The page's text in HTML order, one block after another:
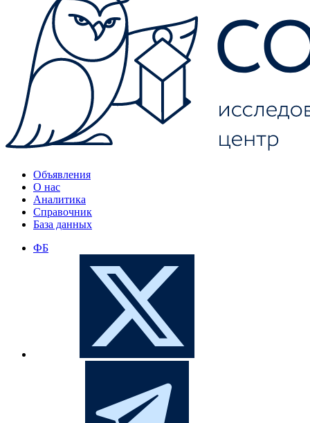
Объявления
О нас
Аналитика
Справочник
База данных
ФБ